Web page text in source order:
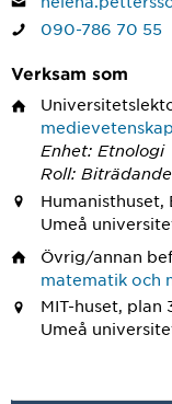
090-786 70 55
Verksam som
Enhet: Etnologi
Roll:
Umeå
Övrig/annan
matematik och
MIT-huset,
Umeå